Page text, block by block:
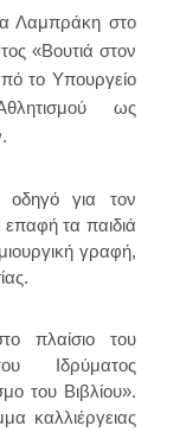
Λαμπράκη στο
«Βουτιά στον
το Υπουργείο
ως
οδηγό για τον
επαφή τα παιδιά
γραφή,
πλαίσιο του
Ιδρύματος
του Βιβλίου».
καλλιέργειας